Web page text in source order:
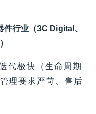
行业（3C Digital、
代极快（生命周期
理要求严苛、售后